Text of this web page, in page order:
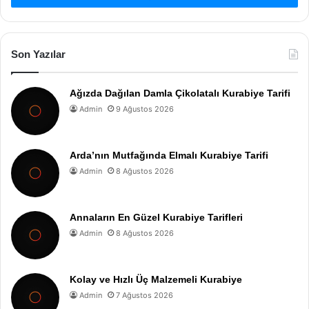
Son Yazılar
Ağızda Dağılan Damla Çikolatalı Kurabiye Tarifi
Admin 9 Ağustos 2026
Arda’nın Mutfağında Elmalı Kurabiye Tarifi
Admin 8 Ağustos 2026
Annaların En Güzel Kurabiye Tarifleri
Admin 8 Ağustos 2026
Kolay ve Hızlı Üç Malzemeli Kurabiye
Admin 7 Ağustos 2026